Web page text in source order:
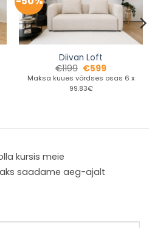
Diivan Loft
€1199 €599
Maksa kuues võrdses osas 6 x
99.83€
kursis meie
saadame aeg-ajalt